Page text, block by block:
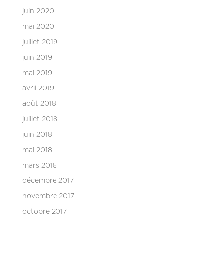
juin 2020
mai 2020
juillet 2019
juin 2019
mai 2019
avril 2019
août 2018
juillet 2018
juin 2018
mai 2018
mars 2018
décembre 2017
novembre 2017
octobre 2017